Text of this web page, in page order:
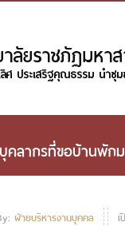
ลากรที่ขอบ้านพัก
ฝ่ายบริหารงานบุคคล